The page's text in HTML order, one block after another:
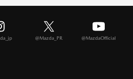
@Mazda_PR @MazdaOfficial